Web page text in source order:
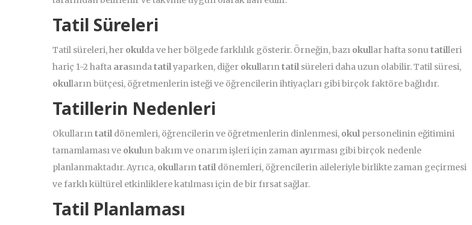
Tatil Süreleri
Tatil süreleri, her okulda ve her bölgede farklılık gösterir. Örneğin, bazı okullar hafta sonutatilleri
hariç 1-2 hafta arasındatatilyaparken, diğer okullarıntatil süreleri daha uzun olabilir. Tatil süresi,
okulların bütçesi, öğretmenlerin isteği ve öğrencilerin ihtiyaçları gibi birçok faktöre bağlıdır.
Tatillerin Nedenleri
Okullarıntatil dönemleri, öğrencilerin ve öğretmenlerin dinlenmesi, okul personelinin eğitimini
tamamlaması ve okulun bakım ve onarım işleri için zaman ayırması gibi birçok nedenle
planlanmaktadır. Ayrıca, okullarıntatil dönemleri, öğrencilerin aileleriyle birlikte zaman geçirmesi
ve farklı kültürel etkinliklere katılması için de bir fırsat sağlar.
Tatil Planlaması